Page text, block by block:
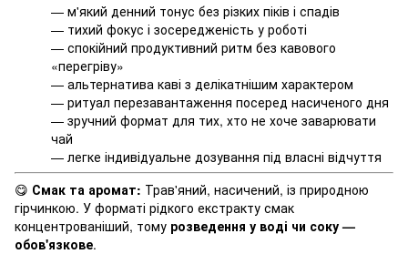
— м'який денний тонус без різких піків і спадів
— тихий фокус і зосередженість у роботі
— спокійний продуктивний ритм без кавового
«перегріву»
— альтернатива каві з делікатнішим характером
— ритуал перезавантаження посеред насиченого дня
— зручний формат для тих, хто не хоче заварювати
чай
— легке індивідуальне дозування під власні відчуття
😋 Смак та аромат: Трав'яний, насичений, із природною
гірчинкою. У форматі рідкого екстракту смак
концентрованіший, тому розведення у воді чи соку —
обов'язкове.